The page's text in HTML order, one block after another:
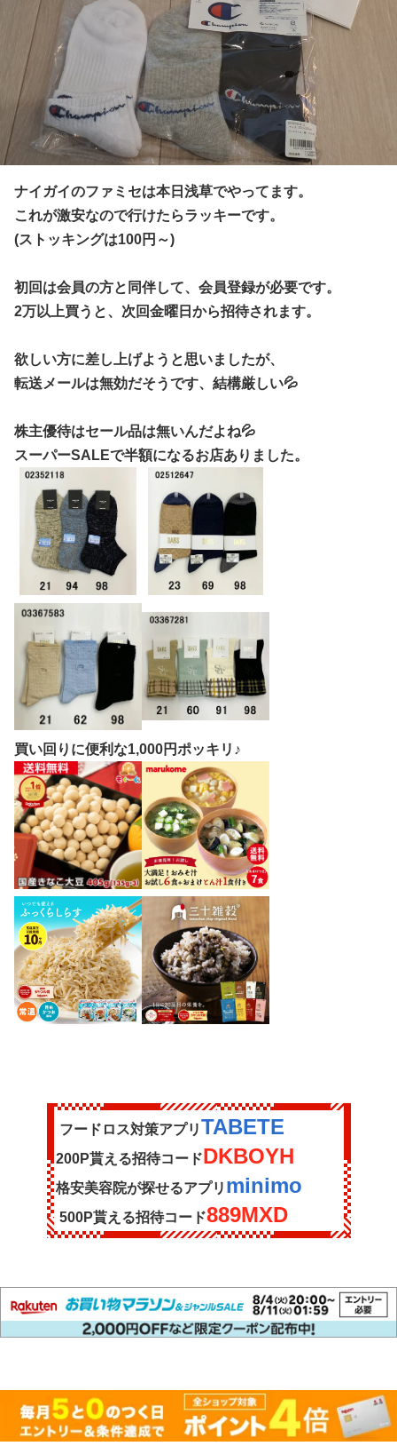
ナイガイのファミセは本日浅草でやってます。
これが激安なので行けたらラッキーです。
(ストッキングは100円～)
初回は会員の方と同伴して、会員登録が必要です。
2万以上買うと、次回金曜日から招待されます。
欲しい方に差し上げようと思いましたが、
転送メールは無効だそうです、結構厳しい💦
株主優待はセール品は無いんだよね💦
スーパーSALEで半額になるお店ありました。
買い回りに便利な1,000円ポッキリ♪
フードロス対策アプリTABETE
200P貰える招待コードDKBOYH
格安美容院が探せるアプリ minimo
500P貰える招待コード889MXD